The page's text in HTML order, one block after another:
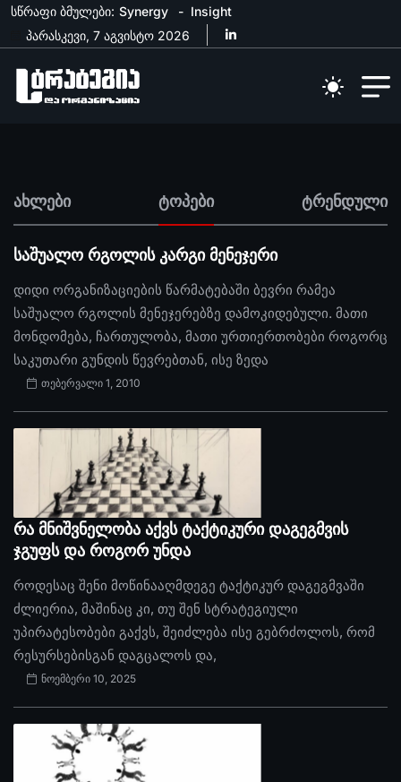
სწრაფი ბმულები: Synergy
Insight
პარასკევი, 7 აგვისტო 2026
ახლები ტოპები ტრენდული
საშუალო რგოლის კარგი მენეჯერი
დიდი ორგანიზაციების წარმატებაში ბევრი რამეა
საშუალო რგოლის მენეჯერებზე დამოკიდებული. მათი
მონდომება, ჩართულობა, მათი ურთიერთობები როგორც
საკუთარი გუნდის წევრებთან, ისე ზედა
თებერვალი 1, 2010
რა მნიშვნელობა აქვს ტაქტიკური დაგეგმვის
ჯგუფს და როგორ უნდა
როდესაც შენი მოწინააღმდეგე ტაქტიკურ დაგეგმვაში
ძლიერია, მაშინაც კი, თუ შენ სტრატეგიული
უპირატესობები გაქვს, შეიძლება ისე გებრძოლოს, რომ
რესურსებისგან დაგცალოს და,
ნოემბერი 10, 2025